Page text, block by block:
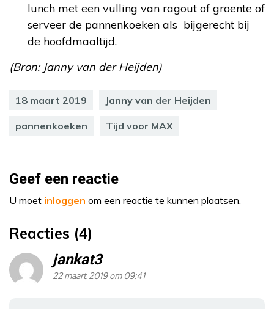
lunch met een vulling van ragout of groente of
serveer de pannenkoeken als bijgerecht bij
de hoofdmaaltijd.
(Bron: Janny van der Heijden)
18 maart 2019 Janny van der Heijden
pannenkoeken Tijd voor MAX
Geef een reactie
U moet inloggen om een reactie te kunnen plaatsen.
Reacties (4)
jankat3
22 maart 2019 om 09:41